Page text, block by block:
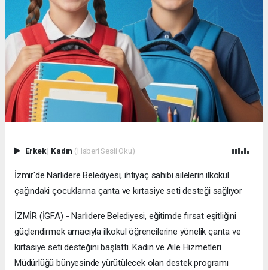
Erkek| Kadın (Haberi Sesli Oku)
İzmir'de Narlıdere Belediyesi, ihtiyaç sahibi ailelerin ilkokul
çağındaki çocuklarına çanta ve kırtasiye seti desteği sağlıyor
İZMİR (İGFA) - Narlıdere Belediyesi, eğitimde fırsat eşitliğini
güçlendirmek amacıyla ilkokul öğrencilerine yönelik çanta ve
kırtasiye seti desteğini başlattı. Kadın ve Aile Hizmetleri
Müdürlüğü bünyesinde yürütülecek olan destek programı